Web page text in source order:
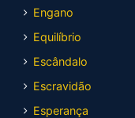
Engano
Equilíbrio
Escândalo
Escravidão
Esperança